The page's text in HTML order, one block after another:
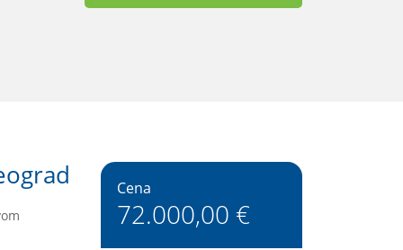
Cena
72.000,00 €